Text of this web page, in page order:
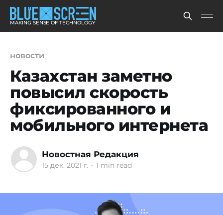
MAKING SENSE OF TECHNOLOGY
новости
Казахстан заметно
повысил скорость
фиксированного и
мобильного интернета
Новостная Редакция
15 дек. 2021 г. • 1 min read